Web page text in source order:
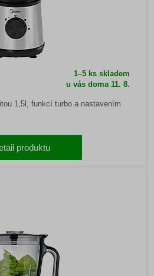
1–5 ks skladem
u vás doma11. 8.
1,5l, funkcí turbo a nastavením
produktu